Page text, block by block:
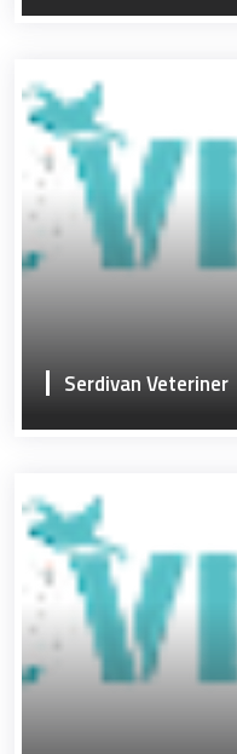
Serdivan Veteriner